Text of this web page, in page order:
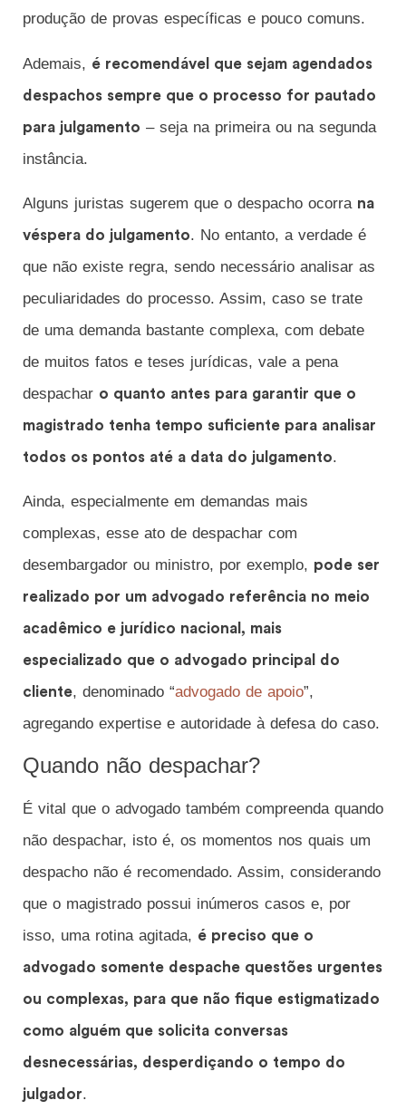
produção de provas específicas e pouco comuns.
Ademais, é recomendável que sejam agendados
despachos sempre que o processo for pautado
para julgamento – seja na primeira ou na segunda
instância.
Alguns juristas sugerem que o despacho ocorra na
véspera do julgamento. No entanto, a verdade é
que não existe regra, sendo necessário analisar as
peculiaridades do processo. Assim, caso se trate
de uma demanda bastante complexa, com debate
de muitos fatos e teses jurídicas, vale a pena
despachar o quanto antes para garantir que o
magistrado tenha tempo suficiente para analisar
todos os pontos até a data do julgamento.
Ainda, especialmente em demandas mais
complexas, esse ato de despachar com
desembargador ou ministro, por exemplo, pode ser
realizado por um advogado referência no meio
acadêmico e jurídico nacional, mais
especializado que o advogado principal do
cliente, denominado “advogado de apoio”,
agregando expertise e autoridade à defesa do caso.
Quando não despachar?
É vital que o advogado também compreenda quando
não despachar, isto é, os momentos nos quais um
despacho não é recomendado. Assim, considerando
que o magistrado possui inúmeros casos e, por
isso, uma rotina agitada, é preciso que o
advogado somente despache questões urgentes
ou complexas, para que não fique estigmatizado
como alguém que solicita conversas
desnecessárias, desperdiçando o tempo do
julgador.